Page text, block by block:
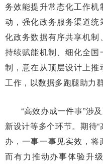
务效能提升常态化工作
动，强化政务服务渠道
化政务数据有序共享机
持续赋能机制、细化全
制，意在从顶层设计上
工作，以数据多跑腿助力
“高效办成一件事”涉
新设计等多个环节。期待
办，一事一事见实效，
而有力推动办事体验升